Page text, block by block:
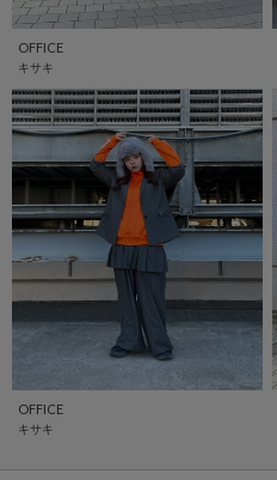
OFFICE
キサキ
OFFICE
キサキ